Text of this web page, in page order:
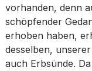
vorhanden, denn
schöpfender
erhoben haben,
desselben,
auch Erbsünde.